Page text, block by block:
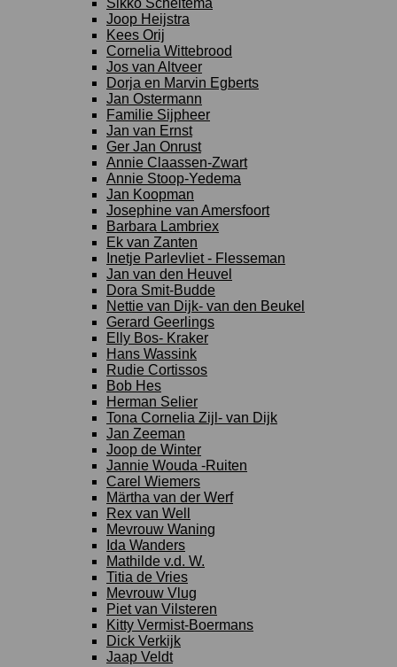
Sikko Scheltema
Joop Heijstra
Kees Orij
Cornelia Wittebrood
Jos van Altveer
Dorja en Marvin Egberts
Jan Ostermann
Familie Sijpheer
Jan van Ernst
Ger Jan Onrust
Annie Claassen-Zwart
Annie Stoop-Yedema
Jan Koopman
Josephine van Amersfoort
Barbara Lambriex
Ek van Zanten
Inetje Parlevliet - Flesseman
Jan van den Heuvel
Dora Smit-Budde
Nettie van Dijk- van den Beukel
Gerard Geerlings
Elly Bos- Kraker
Hans Wassink
Rudie Cortissos
Bob Hes
Herman Selier
Tona Cornelia Zijl- van Dijk
Jan Zeeman
Joop de Winter
Jannie Wouda -Ruiten
Carel Wiemers
Märtha van der Werf
Rex van Well
Mevrouw Waning
Ida Wanders
Mathilde v.d. W.
Titia de Vries
Mevrouw Vlug
Piet van Vilsteren
Kitty Vermist-Boermans
Dick Verkijk
Jaap Veldt